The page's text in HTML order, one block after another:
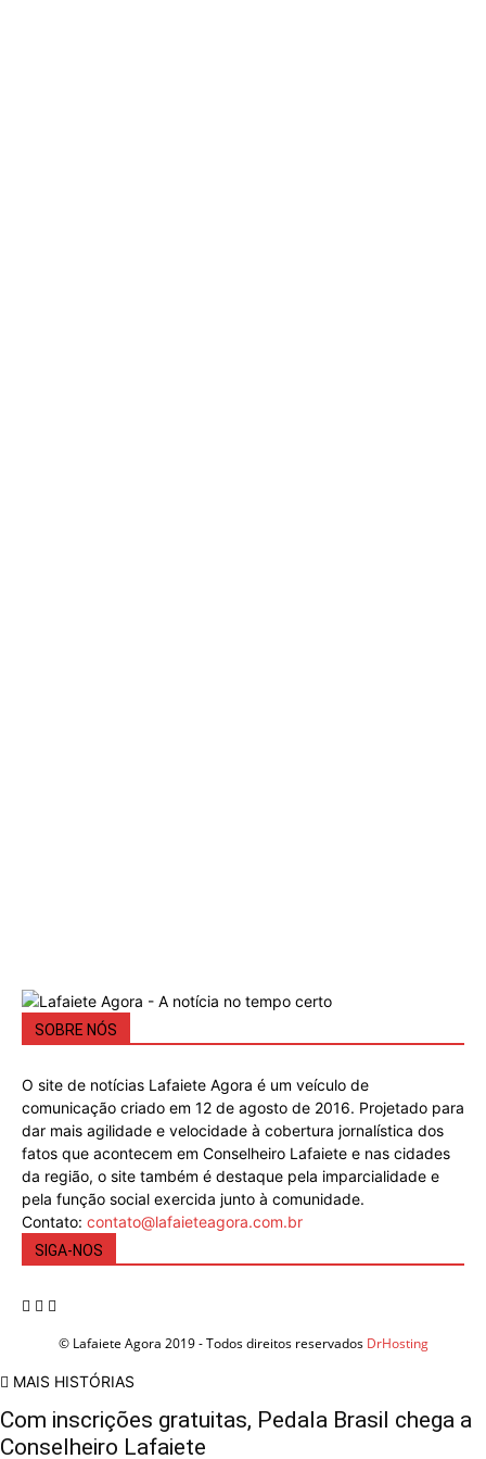
SOBRE NÓS
O site de notícias Lafaiete Agora é um veículo de
comunicação criado em 12 de agosto de 2016. Projetado para
dar mais agilidade e velocidade à cobertura jornalística dos
fatos que acontecem em Conselheiro Lafaiete e nas cidades
da região, o site também é destaque pela imparcialidade e
pela função social exercida junto à comunidade.
Contato: contato@lafaieteagora.com.br
SIGA-NOS
© Lafaiete Agora 2019 - Todos direitos reservados DrHosting
MAIS HISTÓRIAS
Com inscrições gratuitas, Pedala Brasil chega a
Conselheiro Lafaiete